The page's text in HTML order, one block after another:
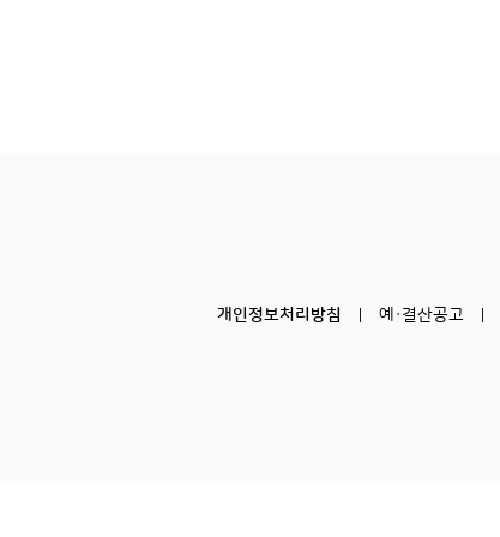
개인정보처리방침 예·결산공고